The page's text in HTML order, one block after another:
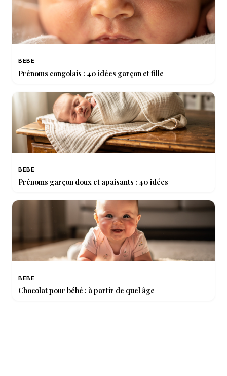
BEBE
Prénoms congolais : 40 idées garçon et fille
BEBE
Prénoms garçon doux et apaisants : 40 idées
BEBE
Chocolat pour bébé : à partir de quel âge